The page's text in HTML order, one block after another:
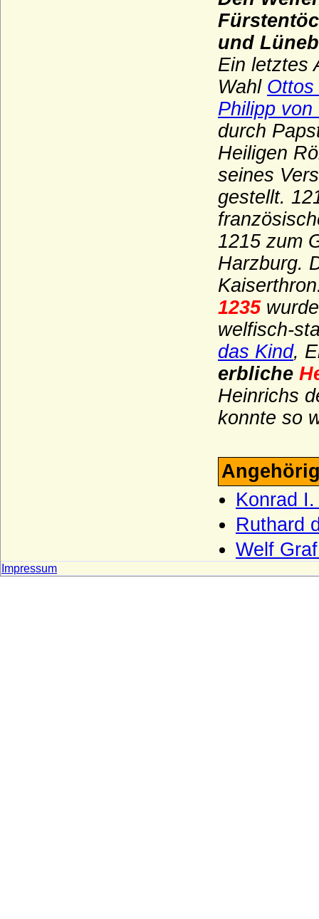
und
Ein letztes
Wahl Ottos
Philipp
durch
Heiligen
seines
gestellt.
1215 zum
Harzburg.
1235
welfisch-
das Kind,
erbliche
Heinrichs
konnte so
Konrad
Ruthard
Welf
Impressum